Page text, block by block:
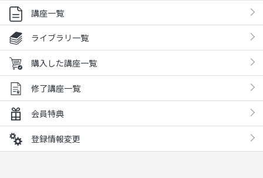
講座一覧
ライブラリ一覧
購入した講座一覧
修了講座一覧
会員特典
登録情報変更